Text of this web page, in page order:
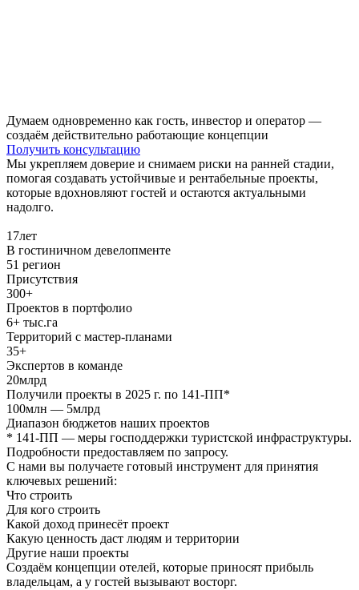
Думаем одновременно как гость, инвестор и оператор —
создаём действительно работающие концепции
Получить консультацию
Мы укрепляем доверие и снимаем риски на ранней стадии,
помогая создавать устойчивые и рентабельные проекты,
которые вдохновляют гостей и остаются актуальными
надолго.
17лет
В гостиничном девелопменте
51 регион
Присутствия
300+
Проектов в портфолио
6+ тыс.га
Территорий с мастер-планами
35+
Экспертов в команде
20млрд
Получили проекты в 2025 г. по 141-ПП*
100млн — 5млрд
Диапазон бюджетов наших проектов
* 141-ПП — меры господдержки туристской инфраструктуры.
Подробности предоставляем по запросу.
С нами вы получаете готовый инструмент для принятия
ключевых решений:
Что строить
Для кого строить
Какой доход принесёт проект
Какую ценность даст людям и территории
Другие наши проекты
Создаём концепции отелей, которые приносят прибыль
владельцам, а у гостей вызывают восторг.